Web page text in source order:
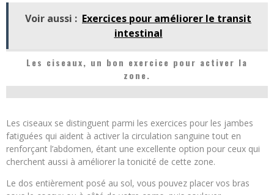
Voir aussi : Exercices pour améliorer le transit
intestinal
Les ciseaux, un bon exercice pour activer la
zone.
Les ciseaux se distinguent parmi les exercices pour les jambes
fatiguées qui aident à activer la circulation sanguine tout en
renforçant l’abdomen, étant une excellente option pour ceux qui
cherchent aussi à améliorer la tonicité de cette zone.
Le dos entièrement posé au sol, vous pouvez placer vos bras